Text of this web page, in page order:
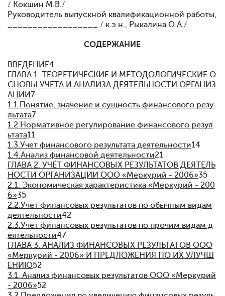
/ Кокшин М.В./
Руководитель выпускной квалификационной работы,
__________________ / к.э.н., Рыкалина О.А./
СОДЕРЖАНИЕ
ВВЕДЕНИЕ4
ГЛАВА 1. ТЕОРЕТИЧЕСКИЕ И МЕТОДОЛОГИЧЕСКИЕ О
СНОВЫ УЧЕТА И АНАЛИЗА ДЕЯТЕЛЬНОСТИ ОРГАНИЗ
АЦИИ7
1.1. Понятие, значение и сущность финансового резу
льтата7
1.2. Нормативное регулирование финансового резул
ьтата11
1.3.Учет финансового результата деятельности14
1.4.Анализ финансовой деятельности21
ГЛАВА 2. УЧЁТ ФИНАНСОВЫХ РЕЗУЛЬТАТОВ ДЕЯТЕЛЬ
НОСТИ ОРГАНИЗАЦИИ ООО «Меркурий - 2006»35
2.1. Экономическая характеристика «Меркурий - 200
6»35
2.2.Учет финансовых результатов по обычным видам
деятельности42
2.3.Учет финансовых результатов по прочим видам д
еятельности47
ГЛАВА 3. АНАЛИЗ ФИНАНСОВЫХ РЕЗУЛЬТАТОВ ООО
«Меркурий - 2006» И ПРЕДЛОЖЕНИЯ ПО ИХ УЛУЧШ
ЕНИЮ52
3.1. Анализ финансовых результатов ООО «Меркурий
- 2006»52